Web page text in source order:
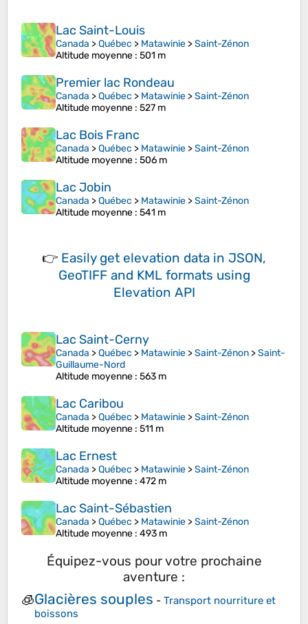
Lac Saint-Louis
Canada >Québec > Matawinie >Saint-Zénon
Altitude moyenne : 501 m
Premier lac Rondeau
Canada >Québec > Matawinie >Saint-Zénon
Altitude moyenne : 527 m
Lac Bois Franc
Canada >Québec > Matawinie >Saint-Zénon
Altitude moyenne : 506 m
Lac Jobin
Canada >Québec > Matawinie >Saint-Zénon
Altitude moyenne : 541 m
👉 Easily get elevation data in JSON,
GeoTIFF and KML formats using
Elevation API
Lac Saint-Cerny
Canada >Québec > Matawinie >Saint-Zénon >Saint-
Guillaume-Nord
Altitude moyenne : 563 m
Lac Caribou
Canada >Québec > Matawinie >Saint-Zénon
Altitude moyenne : 511 m
Lac Ernest
Canada >Québec > Matawinie >Saint-Zénon
Altitude moyenne : 472 m
Lac Saint-Sébastien
Canada >Québec > Matawinie >Saint-Zénon
Altitude moyenne : 493 m
Équipez-vous pour votre prochaine
aventure :
🧊Glacières souples - Transport nourriture et
boissons